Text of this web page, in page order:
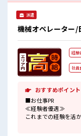
派遣
機械オペレーター/
経験
社員
おすすめポイント
■お仕事PR
≪経験者優遇≫
これまでの経験を活